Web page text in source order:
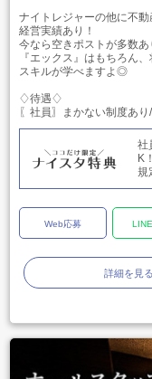
ナイトレジャーの他に不
経営実績あり！
今なら空きポストが多数
『エックス』はもちろん
スキルが学べますよ◎
♢待遇♢
〖社員〗まかない制度あ
社
K
規
Web応募
詳細を見る